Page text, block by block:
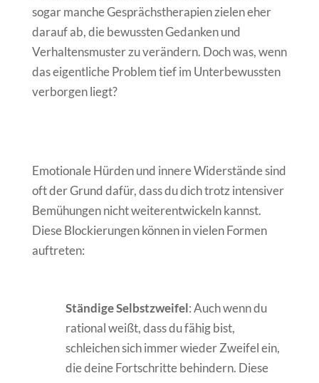
sogar manche Gesprächstherapien zielen eher
darauf ab, die bewussten Gedanken und
Verhaltensmuster zu verändern. Doch was, wenn
das eigentliche Problem tief im Unterbewussten
verborgen liegt?
Emotionale Hürden und innere Widerstände sind
oft der Grund dafür, dass du dich trotz intensiver
Bemühungen nicht weiterentwickeln kannst.
Diese Blockierungen können in vielen Formen
auftreten:
Ständige Selbstzweifel: Auch wenn du
rational weißt, dass du fähig bist,
schleichen sich immer wieder Zweifel ein,
die deine Fortschritte behindern. Diese